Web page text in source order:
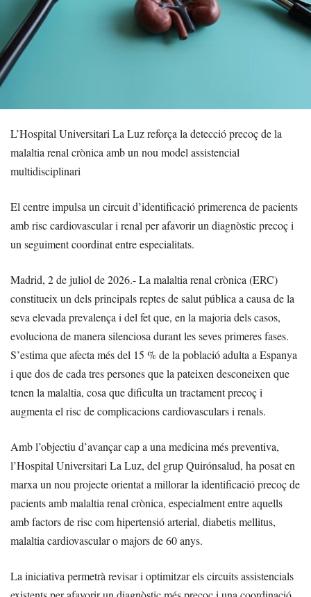
L’Hospital Universitari La Luz reforça la detecció precoç de la
malaltia renal crònica amb un nou model assistencial
multidisciplinari
El centre impulsa un circuit d’identificació primerenca de pacients
amb risc cardiovascular i renal per afavorir un diagnòstic precoç i
un seguiment coordinat entre especialitats.
Madrid, 2 de juliol de 2026.- La malaltia renal crònica (ERC)
constitueix un dels principals reptes de salut pública a causa de la
seva elevada prevalença i del fet que, en la majoria dels casos,
evoluciona de manera silenciosa durant les seves primeres fases.
S’estima que afecta més del 15 % de la població adulta a Espanya
i que dos de cada tres persones que la pateixen desconeixen que
tenen la malaltia, cosa que dificulta un tractament precoç i
augmenta el risc de complicacions cardiovasculars i renals.
Amb l’objectiu d’avançar cap a una medicina més preventiva,
l’Hospital Universitari La Luz, del grup Quirónsalud, ha posat en
marxa un nou projecte orientat a millorar la identificació precoç de
pacients amb malaltia renal crònica, especialment entre aquells
amb factors de risc com hipertensió arterial, diabetis mellitus,
malaltia cardiovascular o majors de 60 anys.
La iniciativa permetrà revisar i optimitzar els circuits assistencials